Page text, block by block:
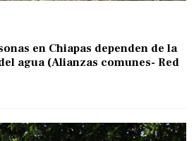
en Chiapas dependen de la
agua (Alianzas comunes- Red